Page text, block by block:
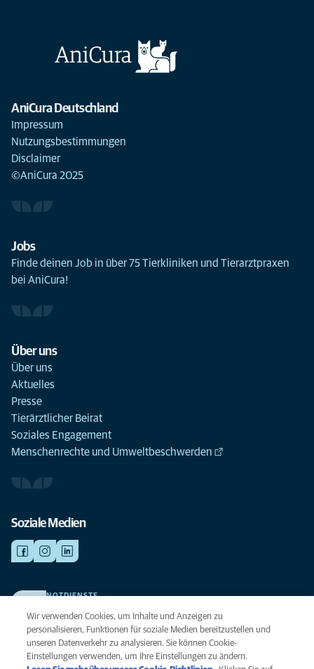
AniCura Deutschland
Impressum
Nutzungsbestimmungen
Disclaimer
©AniCura 2025
Jobs
Finde deinen Job in über 75 Tierkliniken und Tierarztpraxen
bei AniCura!
Über uns
Über uns
Aktuelles
Presse
Tierärztlicher Beirat
Soziales Engagement
Menschenrechte und Umweltbeschwerden
Soziale Medien
NOTDIENSTE
beste Versorgung verdient.
Datenschutz
Wir verwenden Cookies, um Inhalte und Anzeigen zu
personalisieren, Funktionen für soziale Medien bereitzustellen und
unseren Datenverkehr zu analysieren. Sie können Cookie-
Einstellungen verwenden, um Ihre Einstellungen zu ändern.